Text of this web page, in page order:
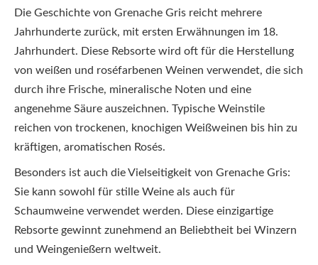
Die Geschichte von Grenache Gris reicht mehrere
Jahrhunderte zurück, mit ersten Erwähnungen im 18.
Jahrhundert. Diese Rebsorte wird oft für die Herstellung
von weißen und roséfarbenen Weinen verwendet, die sich
durch ihre Frische, mineralische Noten und eine
angenehme Säure auszeichnen. Typische Weinstile
reichen von trockenen, knochigen Weißweinen bis hin zu
kräftigen, aromatischen Rosés.
Besonders ist auch die Vielseitigkeit von Grenache Gris:
Sie kann sowohl für stille Weine als auch für
Schaumweine verwendet werden. Diese einzigartige
Rebsorte gewinnt zunehmend an Beliebtheit bei Winzern
und Weingenießern weltweit.